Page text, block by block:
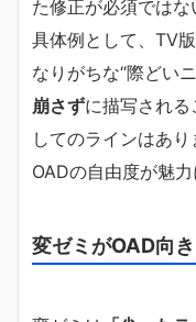
た修正が必須ではな
具体例として、TV
なりがちな“際どい
崩さずに描写され
してのラインはあり
OADの自由度が魅
変ゼミがOAD向